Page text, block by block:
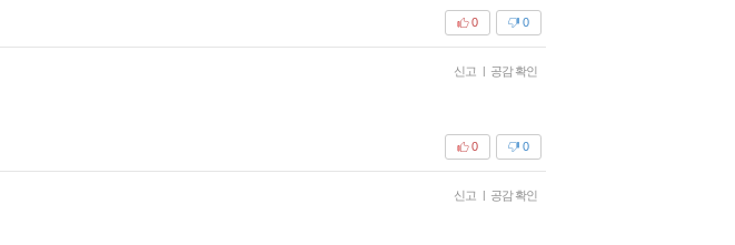
0
0
신고 | 공감 확인
0
0
신고 | 공감 확인